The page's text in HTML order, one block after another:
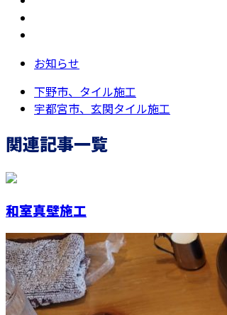
お知らせ
下野市、タイル施工
宇都宮市、玄関タイル施工
関連記事一覧
和室真壁施工